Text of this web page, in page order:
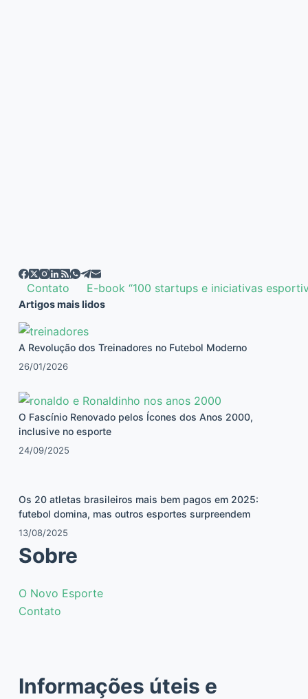
Contato E-book “100 startups e iniciativas
Artigos mais lidos
A Revolução dos Treinadores no Futebol Moderno
26/01/2026
O Fascínio Renovado pelos Ícones dos Anos 2000,
inclusive no esporte
24/09/2025
Os 20 atletas brasileiros mais bem pagos em 2025:
futebol domina, mas outros esportes surpreendem
13/08/2025
Sobre
O Novo Esporte
Contato
Informações úteis e